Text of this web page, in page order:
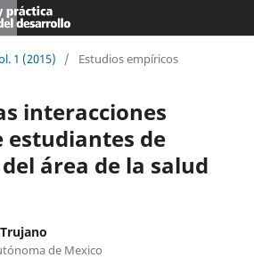
1 (2015) / Estudios empíricos
interacciones
estudiantes de
área de la salud
de Mexico